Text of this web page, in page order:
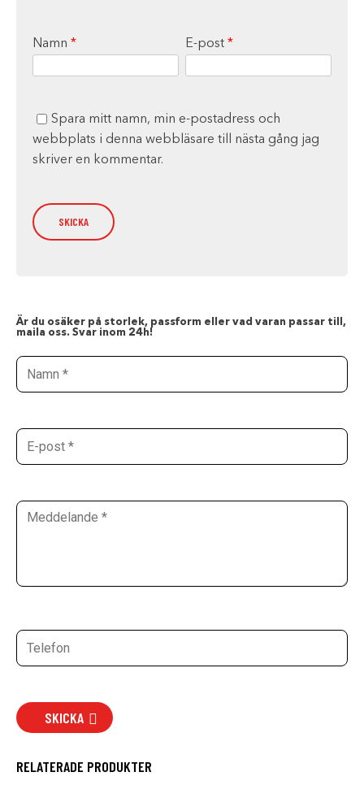
Namn * E-post *
Spara mitt namn, min e-postadress och
webbplats i denna webbläsare till nästa gång jag
skriver en kommentar.
Är du osäker på storlek, passform eller vad varan passar till,
maila oss. Svar inom 24h!
SKICKA
RELATERADE PRODUKTER